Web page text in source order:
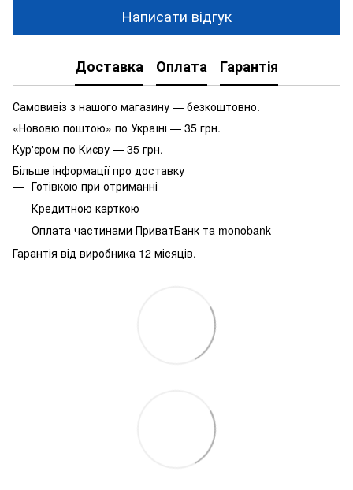
Написати відгук
Доставка Оплата Гарантія
Самовивіз з нашого магазину — безкоштовно.
«Нововю поштою» по Україні — 35 грн.
Кур'єром по Києву — 35 грн.
Більше інформації про доставку
Готівкою при отриманні
Кредитною карткою
Оплата частинами ПриватБанк та monobank
Гарантія від виробника 12 місяців.